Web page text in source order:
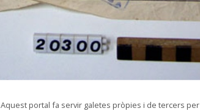
Aquest portal fa servir galetes pròpies i de tercers per